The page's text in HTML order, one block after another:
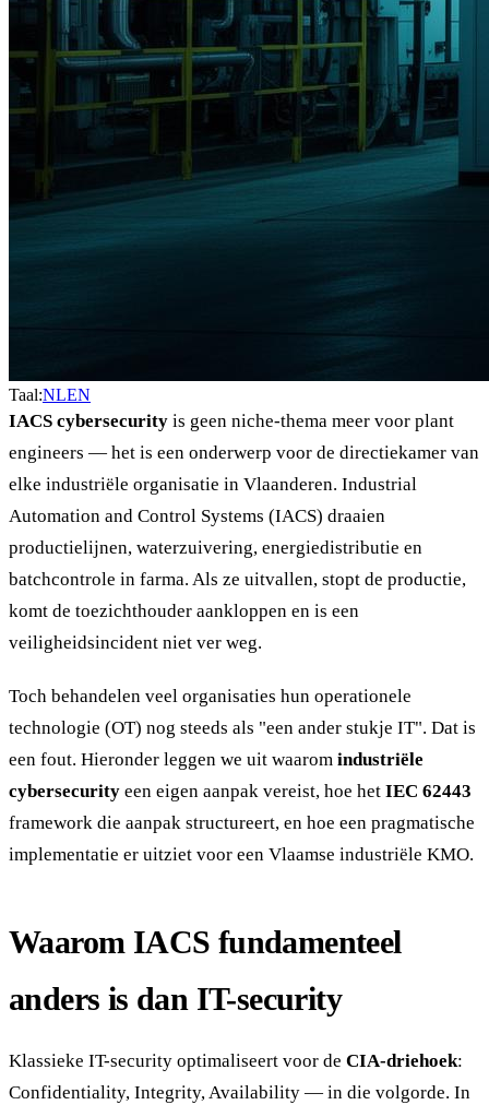
Taal:NLEN
IACS cybersecurity is geen niche-thema meer voor plant
engineers — het is een onderwerp voor de directiekamer van
elke industriële organisatie in Vlaanderen. Industrial
Automation and Control Systems (IACS) draaien
productielijnen, waterzuivering, energiedistributie en
batchcontrole in farma. Als ze uitvallen, stopt de productie,
komt de toezichthouder aankloppen en is een
veiligheidsincident niet ver weg.
Toch behandelen veel organisaties hun operationele
technologie (OT) nog steeds als "een ander stukje IT". Dat is
een fout. Hieronder leggen we uit waarom industriële
cybersecurity een eigen aanpak vereist, hoe het IEC 62443
framework die aanpak structureert, en hoe een pragmatische
implementatie er uitziet voor een Vlaamse industriële KMO.
Waarom IACS fundamenteel
anders is dan IT-security
Klassieke IT-security optimaliseert voor de CIA-driehoek:
Confidentiality, Integrity, Availability — in die volgorde. In